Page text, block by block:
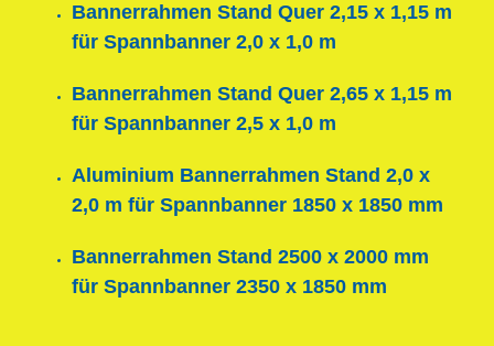
Bannerrahmen Stand Quer 2,15 x 1,15 m
für Spannbanner 2,0 x 1,0 m
Bannerrahmen Stand Quer 2,65 x 1,15 m
für Spannbanner 2,5 x 1,0 m
Aluminium Bannerrahmen Stand 2,0 x
2,0 m für Spannbanner 1850 x 1850 mm
Bannerrahmen Stand 2500 x 2000 mm
für Spannbanner 2350 x 1850 mm